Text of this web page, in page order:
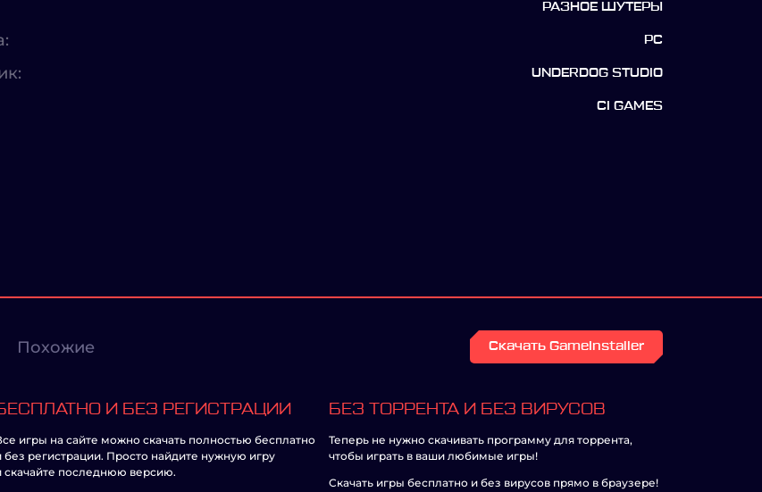
РАЗНОЕ ШУТЕРЫ
PC
UNDERDOG STUDIO
CI GAMES
Похожие Скачать GameInstaller
И БЕЗ РЕГИСТРАЦИИ
игры на сайте можно скачать полностью бесплатно
без регистрации. Просто найдите нужную игру
скачайте последнюю версию.
БЕЗ ТОРРЕНТА И БЕЗ ВИРУСОВ
Теперь не нужно скачивать программу для торрента,
чтобы играть в ваши любимые игры!
Скачать игры бесплатно и без вирусов прямо в браузере!